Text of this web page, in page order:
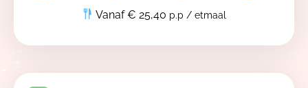
Vanaf € 25,40 p.p / etmaal